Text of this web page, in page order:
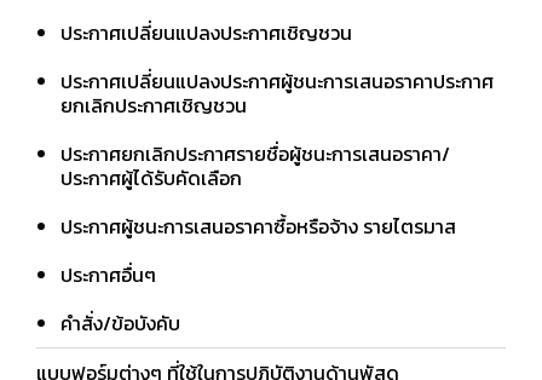
ประกาศเปลี่ยนแปลงประกาศเชิญชวน
ประกาศเปลี่ยนแปลงประกาศผู้ชนะการเสนอราคาประกาศ
ยกเลิกประกาศเชิญชวน
ประกาศยกเลิกประกาศรายชื่อผู้ชนะการเสนอราคา/
ประกาศผู้ได้รับคัดเลือก
ประกาศผู้ชนะการเสนอราคาซื้อหรือจ้าง รายไตรมาส
ประกาศอื่นๆ
คำสั่ง/ข้อบังคับ
แบบฟอร์มต่างๆ ที่ใช้ในการปฏิบัติงานด้านพัสดุ